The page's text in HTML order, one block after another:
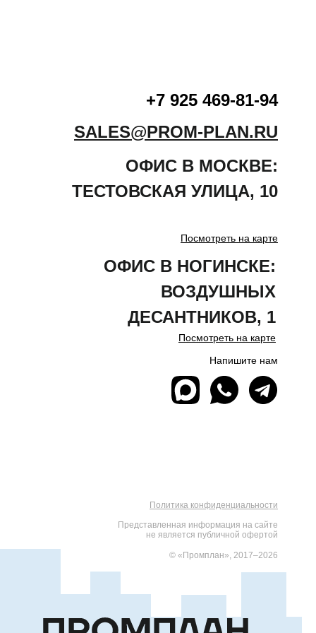
+7 925 469-81-94
SALES@PROM-PLAN.RU
ОФИС В МОСКВЕ:
ТЕСТОВСКАЯ УЛИЦА, 10
Напишите нам
ОФИС В НОГИНСКЕ:
ВОЗДУШНЫХ
ДЕСАНТНИКОВ, 1
Посмотреть на карте
Посмотреть на карте
Представленная информация на сайте
не является публичной офертой
Политика конфиденциальности
© «Промплан», 2017–2026